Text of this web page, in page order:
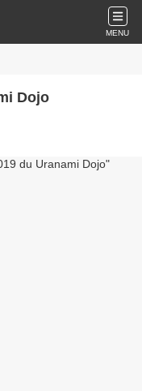
MENU
Dojo